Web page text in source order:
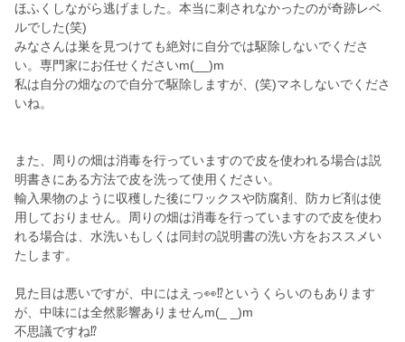
ほふくしながら逃げました。本当に刺されなかったのが奇跡レベ
ルでした(笑)
みなさんは巣を見つけても絶対に自分では駆除しないでくださ
い。専門家にお任せくださいm(__)m
私は自分の畑なので自分で駆除しますが、(笑)マネしないでくださ
いね。
また、周りの畑は消毒を行っていますので皮を使われる場合は説
明書きにある方法で皮を洗って使用ください。
輸入果物のように収穫した後にワックスや防腐剤、防カビ剤は使
用しておりません。周りの畑は消毒を行っていますので皮を使わ
れる場合は、水洗いもしくは同封の説明書の洗い方をおススメい
たします。
見た目は悪いですが、中にはえっ👀⁉️というくらいのもあります
が、中味には全然影響ありませんm(_ _)m
不思議ですね⁉️